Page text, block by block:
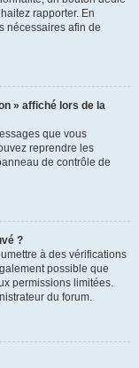
rapporter. En
nécessaires afin de
» affiché lors de la
que vous
reprendre les
de contrôle de
?
à des vérifications
possible que
permissions limitées.
du forum.